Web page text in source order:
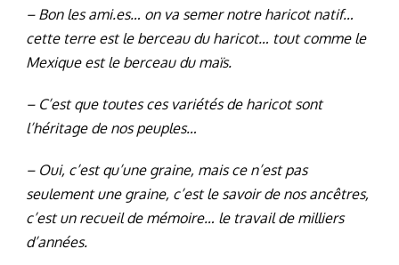
– Bon les ami.es… on va semer notre haricot natif…
cette terre est le berceau du haricot… tout comme le
Mexique est le berceau du maïs.
– C’est que toutes ces variétés de haricot sont
l’héritage de nos peuples…
– Oui, c’est qu’une graine, mais ce n’est pas
seulement une graine, c’est le savoir de nos ancêtres,
c’est un recueil de mémoire… le travail de milliers
d’années.